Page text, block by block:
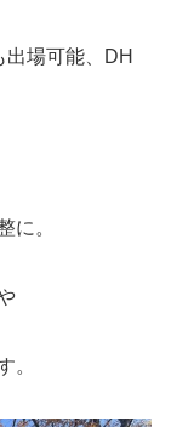
場可能、DH
に。
。